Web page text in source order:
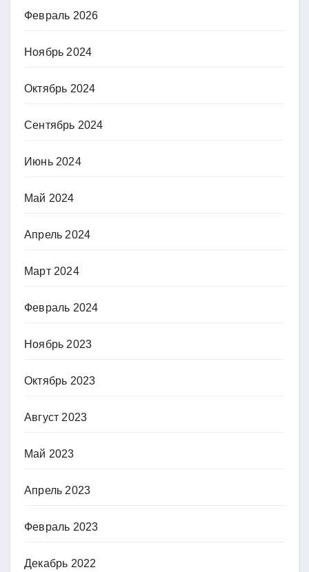
Февраль 2026
Ноябрь 2024
Октябрь 2024
Сентябрь 2024
Июнь 2024
Май 2024
Апрель 2024
Март 2024
Февраль 2024
Ноябрь 2023
Октябрь 2023
Август 2023
Май 2023
Апрель 2023
Февраль 2023
Декабрь 2022